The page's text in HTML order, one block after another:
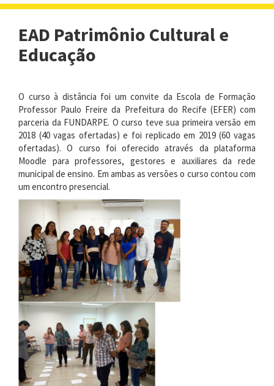
EAD Patrimônio Cultural e
Educação
O curso à distância foi um convite da Escola de Formação
Professor Paulo Freire da Prefeitura do Recife (EFER) com
parceria da FUNDARPE. O curso teve sua primeira versão em
2018 (40 vagas ofertadas) e foi replicado em 2019 (60 vagas
ofertadas). O curso foi oferecido através da plataforma
Moodle para professores, gestores e auxiliares da rede
municipal de ensino. Em ambas as versões o curso contou com
um encontro presencial.